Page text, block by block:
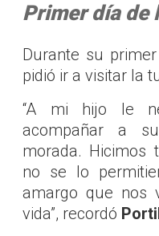
Primer día de
Durante su
pidió ir a visitar la
“A mi hijo le
acompañar a
morada. Hicimos
no se lo
amargo que nos
vida”, recordó